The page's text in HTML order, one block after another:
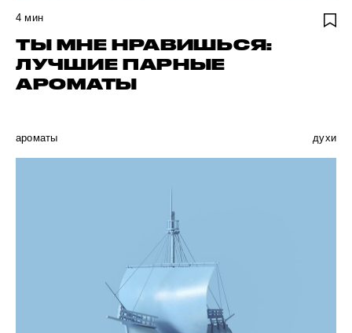
4 мин
ТЫ МНЕ НРАВИШЬСЯ:
ЛУЧШИЕ ПАРНЫЕ
АРОМАТЫ
ароматы духи